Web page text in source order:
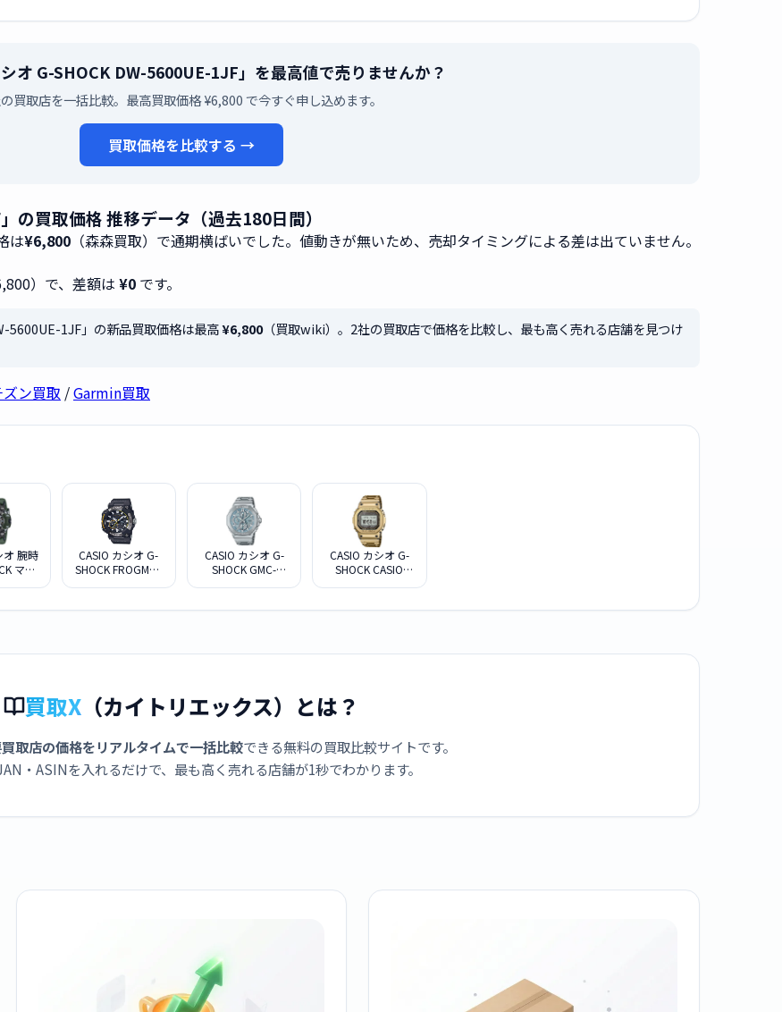
シオ G-SHOCK DW-5600UE-1JF」を最高値で売りませんか？
買取店を一括比較。最高買取価格 ¥6,800 で今すぐ申し込めます。
買取価格を比較する →
の買取価格 推移データ（過去180日間）
は¥6,800 （森森買取）で通期横ばいでした。値動きが無いため、売却タイミングによる差は出ていません。
）で、差額は ¥0 です。
5600UE-1JF」の新品買取価格は最高¥6,800（買取wiki）。2社の買取店で価格を比較し、最も高く売れる店舗を見つけ
ン買取 /Garmin買取
オ 腕時
マス
CASIO カシオ G-
SHOCK FROGMAN
CASIO カシオ G-
SHOCK GMC-
CASIO カシオ G-
SHOCK CASIO
腕時計 フルメタル
買取X （カイトリエックス）とは？
取店の価格をリアルタイムで一括比較できる無料の買取比較サイトです。
・ASINを入れるだけで、最も高く売れる店舗が1秒でわかります。